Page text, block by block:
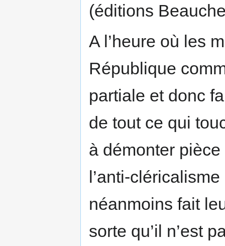
(éditions
A l’heure où les
République
partiale et donc
de tout ce qui
à démonter
l’anti-
néanmoins fait
sorte qu’il n’est